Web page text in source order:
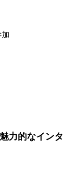
加
力的なインタ